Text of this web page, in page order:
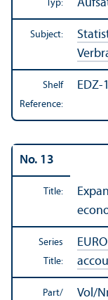
Typ:
Subject:
Shelf
Reference:
EDZ-
No. 13
Title:
Series
Title:
Part/
Vol/